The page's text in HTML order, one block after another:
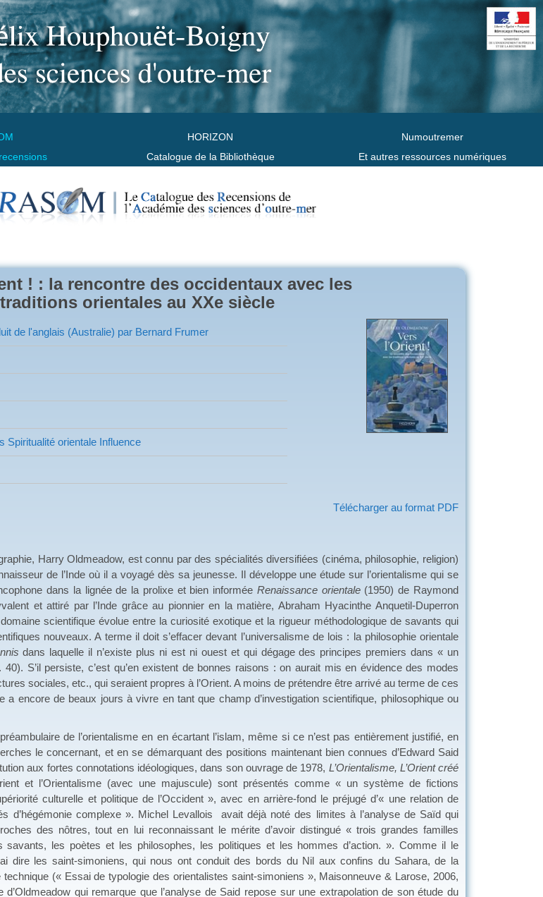
HORIZON
Catalogue de la Bibliothèque
Numoutremer
Et autres ressources numériques
! : la rencontre des occidentaux avec les
traditions orientales au XXe siècle
de l'anglais (Australie) par Bernard Frumer
Spiritualité orientale Influence
Télécharger au format PDF
Harry Oldmeadow, est connu par des spécialités diversifiées (cinéma, philosophie, religion)
de l’Inde où il a voyagé dès sa jeunesse. Il développe une étude sur l’orientalisme qui se
dans la lignée de la prolixe et bien informée Renaissance orientale (1950) de Raymond
et attiré par l’Inde grâce au pionnier en la matière, Abraham Hyacinthe Anquetil-Duperron
scientifique évolue entre la curiosité exotique et la rigueur méthodologique de savants qui
nouveaux. A terme il doit s’effacer devant l’universalisme de lois : la philosophie orientale
dans laquelle il n’existe plus ni est ni ouest et qui dégage des principes premiers dans « un
S’il persiste, c’est qu’en existent de bonnes raisons : on aurait mis en évidence des modes
sociales, etc., qui seraient propres à l’Orient. A moins de prétendre être arrivé au terme de ces
a encore de beaux jours à vivre en tant que champ d’investigation scientifique, philosophique ou
de l’orientalisme en en écartant l’islam, même si ce n’est pas entièrement justifié, en
le concernant, et en se démarquant des positions maintenant bien connues d’Edward Said
aux fortes connotations idéologiques, dans son ouvrage de 1978, L’Orientalisme, L’Orient créé
et l’Orientalisme (avec une majuscule) sont présentés comme « un système de fictions
culturelle et politique de l’Occident », avec en arrière-fond le préjugé d’« une relation de
d’hégémonie complexe ». Michel Levallois avait déjà noté des limites à l’analyse de Saïd qui
des nôtres, tout en lui reconnaissant le mérite d’avoir distingué « trois grandes familles
savants, les poètes et les philosophes, les politiques et les hommes d’action. ». Comme il le
dire les saint-simoniens, qui nous ont conduit des bords du Nil aux confins du Sahara, de la
(« Essai de typologie des orientalistes saint-simoniens », Maisonneuve & Larose, 2006,
d’Oldmeadow qui remarque que l’analyse de Said repose sur une extrapolation de son étude du